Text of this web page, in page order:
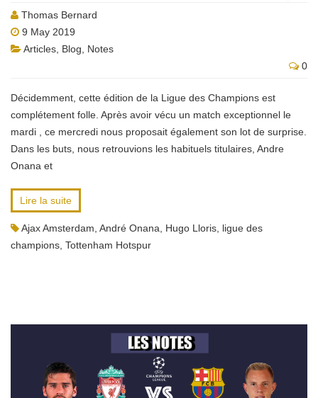
Thomas Bernard
9 May 2019
Articles Blog
Notes
0
Décidemment, cette édition de la Ligue des Champions est
complétement folle. Après avoir vécu un match exceptionnel le
mardi , ce mercredi nous proposait également son lot de surprise.
Dans les buts, nous retrouvions les habituels titulaires, Andre
Onana et
Lire la suite
Ajax Amsterdam André Onana Hugo Lloris ligue des
champions Tottenham Hotspur